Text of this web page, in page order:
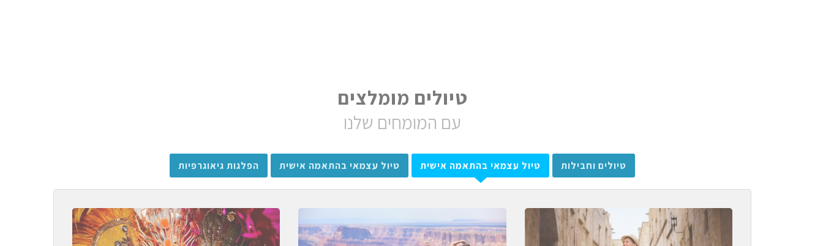
טיולים מומלצים
עם המומחים שלנו
טיולים וחבילות טיול עצמאי בהתאמה אישית טיול עצמאי בהתאמה אישית הפלגות גיאוגרפיות